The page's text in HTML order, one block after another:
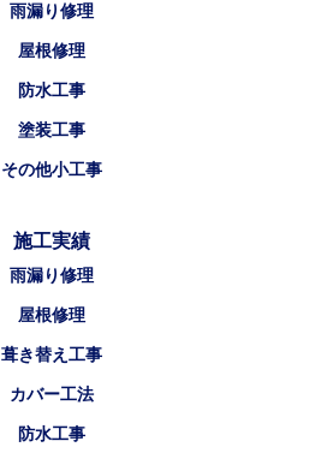
雨漏り修理
屋根修理
防水工事
塗装工事
その他小工事
施工実績
雨漏り修理
屋根修理
葺き替え工事
カバー工法
防水工事